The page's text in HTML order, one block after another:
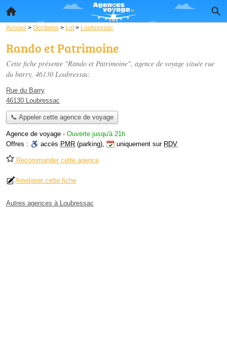
Accueil > Occitanie > Lot > Loubressac
Rando et Patrimoine
Cette fiche présente "Rando et Patrimoine", agence de voyage située rue
du barry, 46130 Loubressac.
Rue du Barry
46130 Loubressac
📞 Appeler cette agence de voyage
Agence de voyage - Ouverte jusqu'à 21h
Offres :
accès PMR (parking), uniquement sur RDV
Recommander cette agence
Améliorer cette fiche
Autres agences à Loubressac